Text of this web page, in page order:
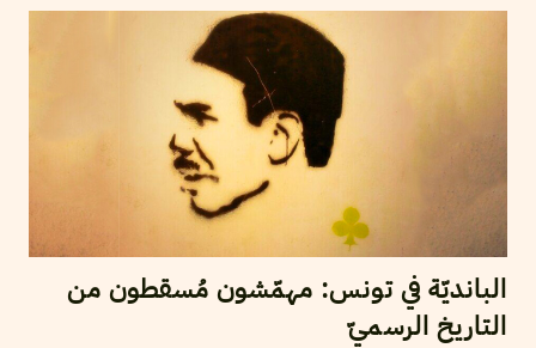
البانديّة في تونس: مهمّشون مُسقطون من
التاريخ الرسميّ